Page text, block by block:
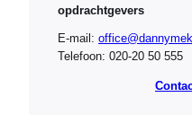
opdrachtgevers
E-mail:
Telefoon: 020-20 50 555